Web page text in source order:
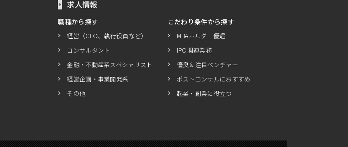
求人情報
職種から探す
経営（CFO、執行役員など）
コンサルタント
金融・不動産系スペシャリスト
経営企画・事業開発系
その他
こだわり条件から探す
MBAホルダー優遇
IPO関連業務
優良＆注目ベンチャー
ポストコンサルにおすすめ
起業・創業に役立つ